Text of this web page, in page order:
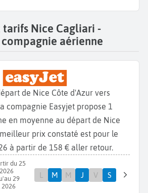
tarifs Nice Cagliari -
aérienne
de Nice Côte d'Azur vers
compagnie Easyjet propose 1
en moyenne au départ de Nice
prix constaté est pour le
à partir de 158 € aller retour.
du 25
29
2026
L M M J V S